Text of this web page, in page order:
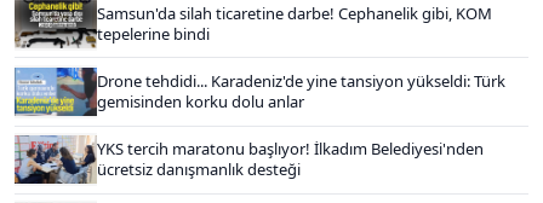
Samsun'da silah ticaretine darbe! Cephanelik gibi, KOM
tepelerine bindi
Drone tehdidi... Karadeniz'de yine tansiyon yükseldi: Türk
gemisinden korku dolu anlar
YKS tercih maratonu başlıyor! İlkadım Belediyesi'nden
ücretsiz danışmanlık desteği